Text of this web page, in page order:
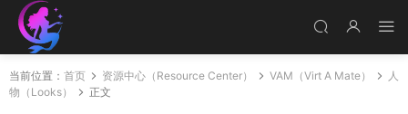
当前位置： 首页 资源中心（Resource Center） VAM（Virt A Mate）
人
物（Looks）
正文